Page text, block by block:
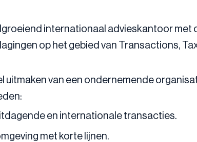
internationaal advieskantoor
op het gebied van Transactions,
uitmaken van een ondernemende
en internationale transacties.
met korte lijnen.